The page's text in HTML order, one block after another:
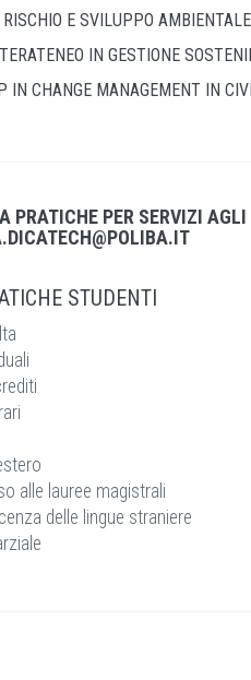
E SVILUPPO
IN GESTIONE
CHANGE MANAGEMENT IN
PRATICHE PER SERVIZI
STUDENTI
alle lauree magistrali
delle lingue straniere